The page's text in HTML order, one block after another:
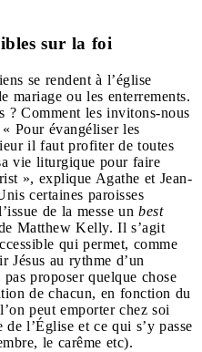
sur la foi
se rendent à l’église
mariage ou les enterrements.
? Comment les invitons-nous
Pour évangéliser les
il faut profiter de toutes
vie liturgique pour faire
», explique Agathe et Jean-
certaines paroisses
de la messe un best
Matthew Kelly. Il s’agit
qui permet, comme
Jésus au rythme d’un
proposer quelque chose
de chacun, en fonction du
peut emporter chez soi
l’Église et ce qui s’y passe
le carême etc).